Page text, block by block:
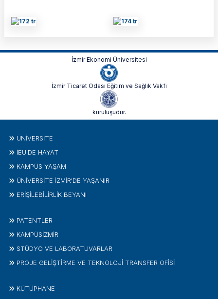
İzmir Ekonomi Üniversitesi
İzmir Ticaret Odası Eğitim ve Sağlık Vakfı
kuruluşudur.
ÜNIVERSITE
İEÜ'DE HAYAT
KAMPÜS YAŞAM
ÜNİVERSİTE İZMİR'DE YAŞANIR
ERİŞİLEBİLİRLİK BEYANI
PATENTLER
KAMPÜSİZMIR
STÜDYO VE LABORATUVARLAR
PROJE GELIŞTIRME VE TEKNOLOJI TRANSFER OFISI
KÜTÜPHANE